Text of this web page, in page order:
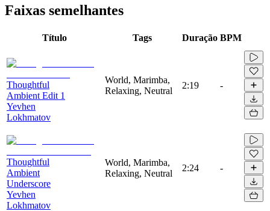
Faixas semelhantes
Título Tags Duração BPM
Thoughtful
Ambient Edit 1
Yevhen
Lokhmatov
World, Marimba,
Relaxing, Neutral
2:19 -
Thoughtful
Ambient
Underscore
Yevhen
Lokhmatov
World, Marimba,
Relaxing, Neutral
2:24 -